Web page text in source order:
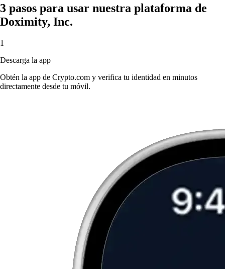
3 pasos para usar nuestra plataforma de
Doximity, Inc.
1
Descarga la app
Obtén la app de Crypto.com y verifica tu identidad en minutos
directamente desde tu móvil.